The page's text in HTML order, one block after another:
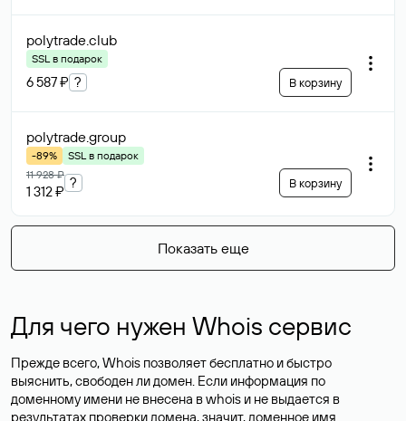
polytrade.club
SSL в подарок
6 587 ₽ ? В корзину
polytrade.group
-89%
SSL в подарок
11 928 ₽
1 312 ₽
? В корзину
Показать еще
Для чего нужен Whois сервис
Прежде всего, Whois позволяет бесплатно и быстро
выяснить, свободен ли домен. Если информация по
доменному имени не внесена в whois и не выдается в
результатах проверки домена, значит, доменное имя